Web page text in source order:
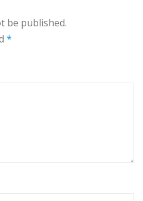
be published.
*